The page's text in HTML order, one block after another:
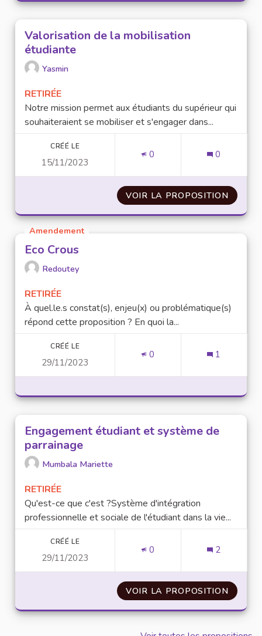
Valorisation de la mobilisation
étudiante
Yasmin
RETIRÉE
Notre mission permet aux étudiants du supérieur qui
souhaiteraient se mobiliser et s'engager dans...
CRÉÉ LE
15/11/2023
0 0
VOIR LA PROPOSITION
Amendement
Eco Crous
Redoutey
RETIRÉE
À quel.le.s constat(s), enjeu(x) ou problématique(s)
répond cette proposition ? En quoi la...
CRÉÉ LE
29/11/2023
0 1
Engagement étudiant et système de
parrainage
Mumbala Mariette
RETIRÉE
Qu'est-ce que c'est ?Système d'intégration
professionnelle et sociale de l'étudiant dans la vie...
CRÉÉ LE
29/11/2023
0 2
VOIR LA PROPOSITION